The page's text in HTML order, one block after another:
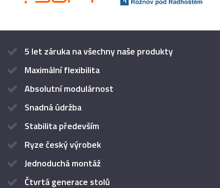
5 let záruka na všechny naše produkty
Maximální flexibilita
Absolutní modulárnost
Snadná údržba
Stabilita především
Ryze český výrobek
Jednoduchá montáž
Čtvrtá generace stolů